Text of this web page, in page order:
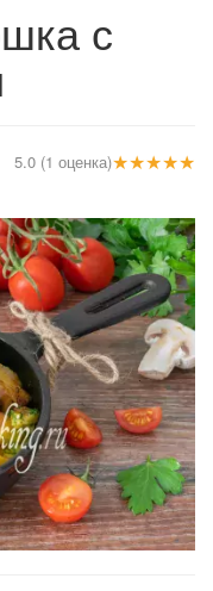
с
★★★★★
5.0 (1 оценка)